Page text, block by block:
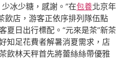
冰少糖，感謝。”在包養北京年
飲店，游客正依序排列隊伍點
夏日出行標配。“元來是茶”新茶
知足花費者解暑消夏需求，店
飲林天秤首先將蕾絲絲帶優雅